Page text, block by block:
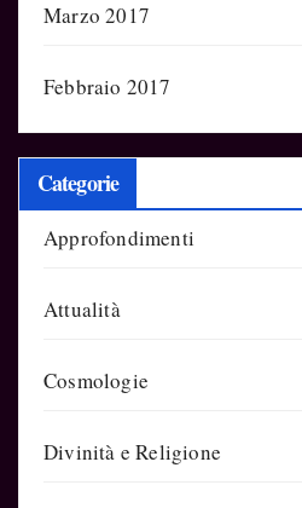
Marzo 2017
Febbraio 2017
Categorie
Approfondimenti
Attualità
Cosmologie
Divinità e Religione